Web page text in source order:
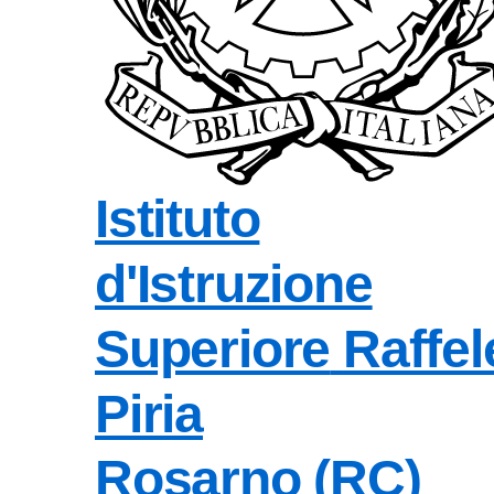
Istituto
d'Istruzione
Superiore
Piria
Rosarno (RC)